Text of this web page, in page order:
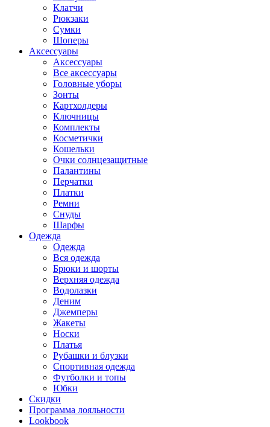
Клатчи
Рюкзаки
Сумки
Шоперы
Аксессуары
Аксессуары
Все аксессуары
Головные уборы
Зонты
Картхолдеры
Ключницы
Комплекты
Косметички
Кошельки
Очки солнцезащитные
Палантины
Перчатки
Платки
Ремни
Снуды
Шарфы
Одежда
Одежда
Вся одежда
Брюки и шорты
Верхняя одежда
Водолазки
Деним
Джемперы
Жакеты
Носки
Платья
Рубашки и блузки
Спортивная одежда
Футболки и топы
Юбки
Скидки
Программа лояльности
Lookbook